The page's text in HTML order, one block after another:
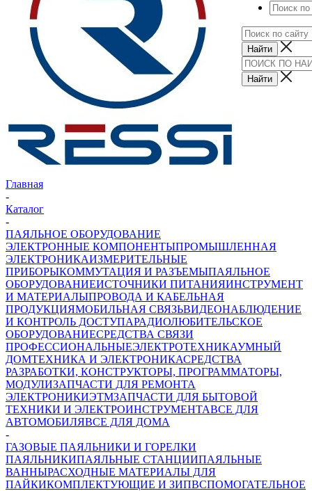
Главная
-
Каталог
-
ПАЯЛЬНОЕ ОБОРУДОВАНИЕ
ЭЛЕКТРОННЫЕ КОМПОНЕНТЫПРОМЫШЛЕННАЯ
ЭЛЕКТРОНИКАИЗМЕРИТЕЛЬНЫЕ
ПРИБОРЫКОММУТАЦИЯ И РАЗЪЕМЫПАЯЛЬНОЕ
ОБОРУДОВАНИЕИСТОЧНИКИ ПИТАНИЯИНСТРУМЕНТ
И МАТЕРИАЛЫПРОВОДА И КАБЕЛЬНАЯ
ПРОДУКЦИЯМОБИЛЬНАЯ СВЯЗЬВИДЕОНАБЛЮДЕНИЕ
И КОНТРОЛЬ ДОСТУПАРАДИОЛЮБИТЕЛЬСКОЕ
ОБОРУДОВАНИЕСРЕДСТВА СВЯЗИ
ПРОФЕССИОНАЛЬНЫЕЭЛЕКТРОТЕХНИКАУМНЫЙ
ДОМТЕХНИКА И ЭЛЕКТРОНИКАСРЕДСТВА
РАЗРАБОТКИ, КОНСТРУКТОРЫ, ПРОГРАММАТОРЫ,
МОДУЛИЗАПЧАСТИ ДЛЯ РЕМОНТА
ЭЛЕКТРОНИКИЭТМЗАПЧАСТИ ДЛЯ БЫТОВОЙ
ТЕХНИКИ И ЭЛЕКТРОИНСТРУМЕНТАВСЕ ДЛЯ
АВТОМОБИЛЯВСЕ ДЛЯ ДОМА
-
ГАЗОВЫЕ ПАЯЛЬНИКИ И ГОРЕЛКИ
ПАЯЛЬНИКИПАЯЛЬНЫЕ СТАНЦИИПАЯЛЬНЫЕ
ВАННЫРАСХОДНЫЕ МАТЕРИАЛЫ ДЛЯ
ПАЙКИКОМПЛЕКТУЮЩИЕ И ЗИПВСПОМОГАТЕЛЬНОЕ